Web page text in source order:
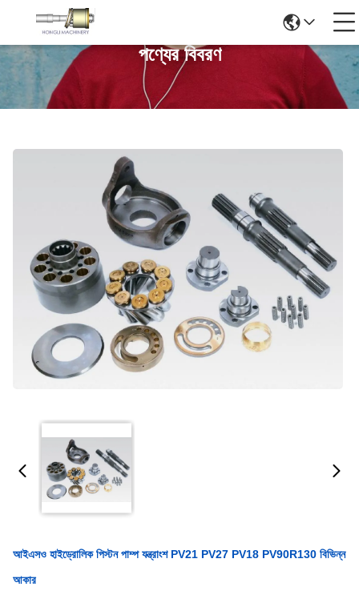
পণ্যের বিবরণ
আইএসও হাইড্রোলিক পিস্টন পাম্প যন্ত্রাংশ PV21 PV27 PV18 PV90R130 বিভিন্ন
আকার